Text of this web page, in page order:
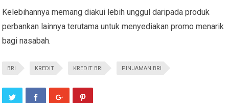
Kelebihannya memang diakui lebih unggul daripada produk
perbankan lainnya terutama untuk menyediakan promo menarik
bagi nasabah.
BRI KREDIT KREDIT BRI PINJAMAN BRI